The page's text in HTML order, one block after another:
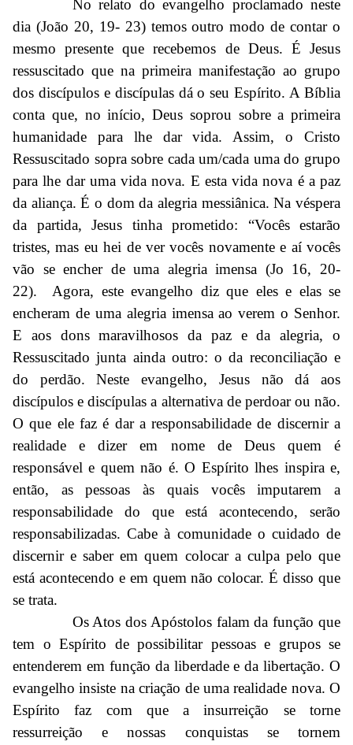
No relato do evangelho proclamado neste
dia (João 20, 19- 23) temos outro modo de contar o
mesmo presente que recebemos de Deus. É Jesus
ressuscitado que na primeira manifestação ao grupo
dos discípulos e discípulas dá o seu Espírito. A Bíblia
conta que, no início, Deus soprou sobre a primeira
humanidade para lhe dar vida. Assim, o Cristo
Ressuscitado sopra sobre cada um/cada uma do grupo
para lhe dar uma vida nova. E esta vida nova é a paz
da aliança. É o dom da alegria messiânica. Na véspera
da partida, Jesus tinha prometido: “Vocês estarão
tristes, mas eu hei de ver vocês novamente e aí vocês
vão se encher de uma alegria imensa (Jo 16, 20-
22). Agora, este evangelho diz que eles e elas se
encheram de uma alegria imensa ao verem o Senhor.
E aos dons maravilhosos da paz e da alegria, o
Ressuscitado junta ainda outro: o da reconciliação e
do perdão. Neste evangelho, Jesus não dá aos
discípulos e discípulas a alternativa de perdoar ou não.
O que ele faz é dar a responsabilidade de discernir a
realidade e dizer em nome de Deus quem é
responsável e quem não é. O Espírito lhes inspira e,
então, as pessoas às quais vocês imputarem a
responsabilidade do que está acontecendo, serão
responsabilizadas. Cabe à comunidade o cuidado de
discernir e saber em quem colocar a culpa pelo que
está acontecendo e em quem não colocar. É disso que
se trata.
Os Atos dos Apóstolos falam da função que
tem o Espírito de possibilitar pessoas e grupos se
entenderem em função da liberdade e da libertação. O
evangelho insiste na criação de uma realidade nova. O
Espírito faz com que a insurreição se torne
ressurreição e nossas conquistas se tornem